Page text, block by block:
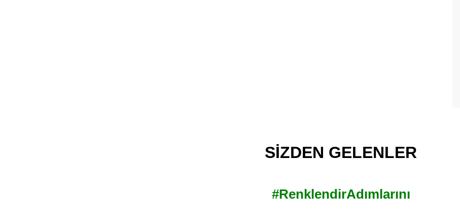
SİZDEN GELENLER
#RenklendirAdımlarını